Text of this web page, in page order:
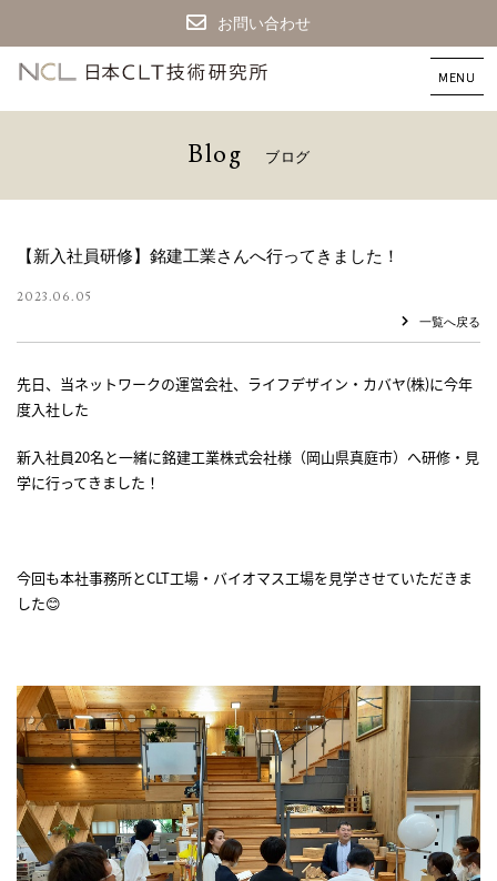
お問い合わせ
CLT
築
本
技
研
所
Blog ブ ロ グ
【新入社員研修】銘建工業さんへ行ってきました！
2023.06.05
一覧へ戻る
先日、当ネットワークの運営会社、ライフデザイン・カバヤ(株)に今年
度入社した
新入社員20名と一緒に銘建工業株式会社様（岡山県真庭市）へ研修・見
学に行ってきました！
今回も本社事務所とCLT工場・バイオマス工場を見学させていただきま
した😊